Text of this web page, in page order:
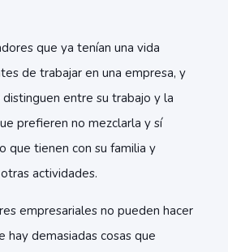
que ya tenían una vida
de trabajar en una empresa, y
entre su trabajo y la
prefieren no mezclarla y sí
que tienen con su familia y
actividades.
empresariales no pueden hacer
hay demasiadas cosas que